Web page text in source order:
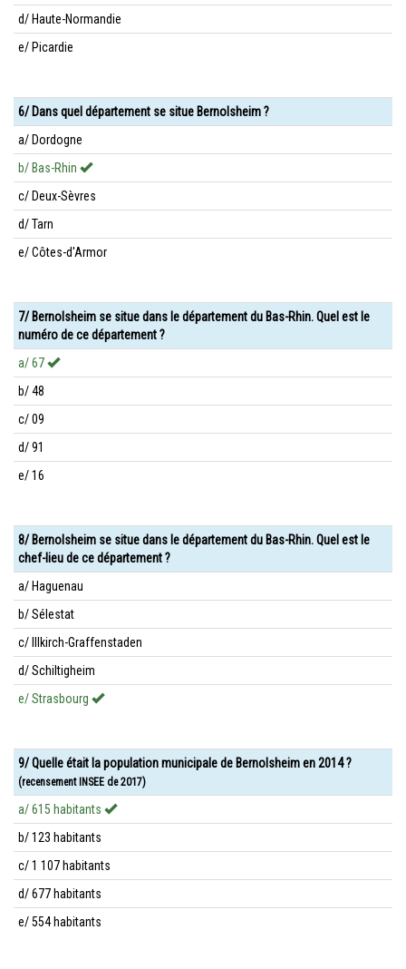
d/ Haute-Normandie
e/ Picardie
6/ Dans quel département se situe Bernolsheim ?
a/ Dordogne
b/ Bas-Rhin
c/ Deux-Sèvres
d/ Tarn
e/ Côtes-d'Armor
7/ Bernolsheim se situe dans le département du Bas-Rhin. Quel est le
numéro de ce département ?
a/ 67
b/ 48
c/ 09
d/ 91
e/ 16
8/ Bernolsheim se situe dans le département du Bas-Rhin. Quel est le
chef-lieu de ce département ?
a/ Haguenau
b/ Sélestat
c/ Illkirch-Graffenstaden
d/ Schiltigheim
e/ Strasbourg
9/ Quelle était la population municipale de Bernolsheim en 2014 ?
(recensement INSEE de 2017)
a/ 615 habitants
b/ 123 habitants
c/ 1 107 habitants
d/ 677 habitants
e/ 554 habitants